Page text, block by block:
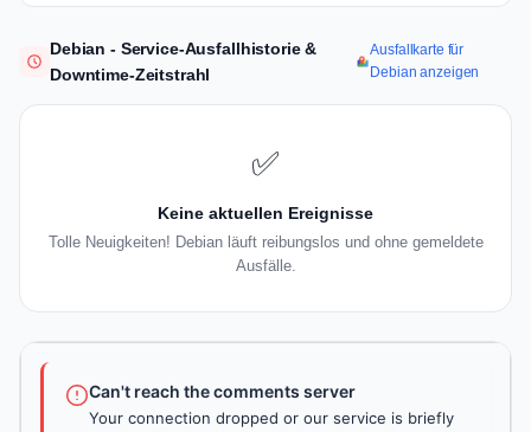
Debian - Service-Ausfallhistorie &
Downtime-Zeitstrahl
Ausfallkarte für
Debian anzeigen
✅
Keine aktuellen Ereignisse
Tolle Neuigkeiten! Debian läuft reibungslos und ohne gemeldete
Ausfälle.
Can't reach the comments server
Your connection dropped or our service is briefly